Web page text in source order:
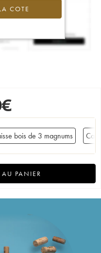
COTE
€
bois de 3 magnums
PANIER